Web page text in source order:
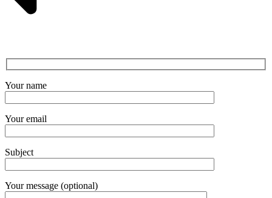
Your name
Your email
Subject
Your message (optional)